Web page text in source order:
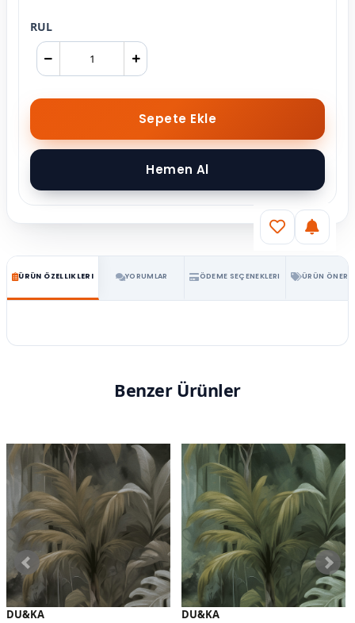
RUL
ÜRÜN ÖZELLIKLERI YORUMLAR ÖDEME SEÇENEKLERI ÜRÜN
Benzer Ürünler
DU&KA
DU&KA